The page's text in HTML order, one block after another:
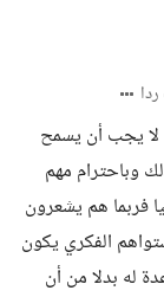
لا يجب أن يسمح
وباحترام مهم
فربما هم يشعرون
الفكري يكون
له بدلا من أن